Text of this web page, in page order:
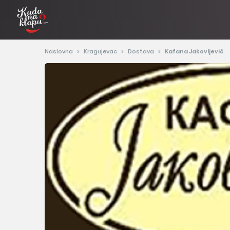
Naslovna Kragujevac Dostava Kafana Jakovljević